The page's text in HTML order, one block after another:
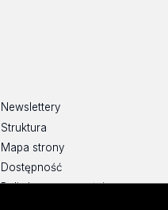
Newslettery
Struktura
Mapa strony
Dostępność
Polityka prywatności